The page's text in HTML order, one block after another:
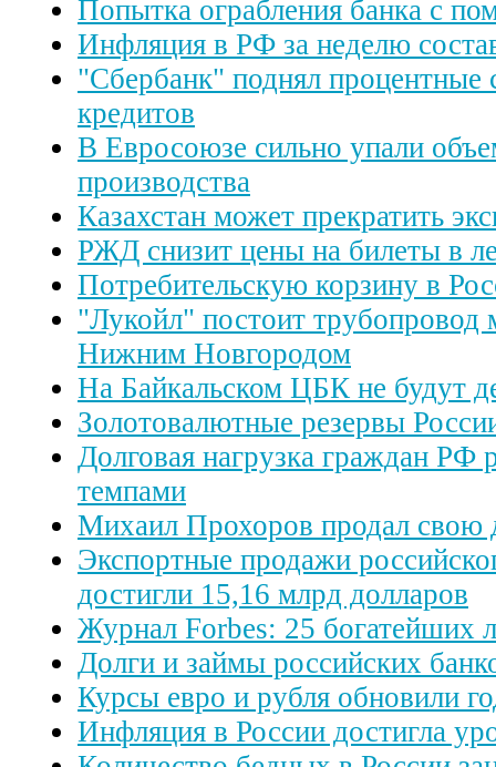
Попытка ограбления банка с
Инфляция в РФ за неделю
"Сбербанк" поднял процентные
кредитов
В Евросоюзе сильно упали
производства
Казахстан может прекратить
РЖД снизит цены на билеты в
Потребительскую корзину в
"Лукойл" постоит
Нижним Новгородом
На Байкальском ЦБК не будут
Золотовалютные резервы
Долговая нагрузка граждан РФ
темпами
Михаил Прохоров продал свою
Экспортные продажи
достигли 15,16 млрд долларов
Журнал Forbes: 25 богатейших
Долги и займы российских
Курсы евро и рубля обновили
Инфляция в России достигла